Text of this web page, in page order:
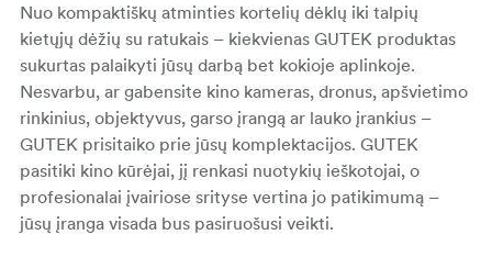
Nuo kompaktiškų atminties kortelių dėklų iki talpių
kietųjų dėžių su ratukais – kiekvienas GUTEK produktas
sukurtas palaikyti jūsų darbą bet kokioje aplinkoje.
Nesvarbu, ar gabensite kino kameras, dronus, apšvietimo
rinkinius, objektyvus, garso įrangą ar lauko įrankius –
GUTEK prisitaiko prie jūsų komplektacijos. GUTEK
pasitiki kino kūrėjai, jį renkasi nuotykių ieškotojai, o
profesionalai įvairiose srityse vertina jo patikimumą –
jūsų įranga visada bus pasiruošusi veikti.